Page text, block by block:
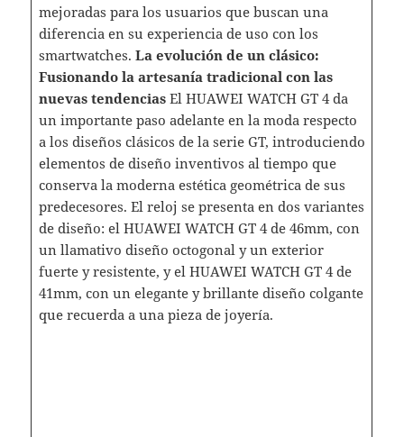
mejoradas para los usuarios que buscan una
diferencia en su experiencia de uso con los
smartwatches. La evolución de un clásico:
Fusionando la artesanía tradicional con las
nuevas tendencias El HUAWEI WATCH GT 4 da
un importante paso adelante en la moda respecto
a los diseños clásicos de la serie GT, introduciendo
elementos de diseño inventivos al tiempo que
conserva la moderna estética geométrica de sus
predecesores. El reloj se presenta en dos variantes
de diseño: el HUAWEI WATCH GT 4 de 46mm, con
un llamativo diseño octogonal y un exterior
fuerte y resistente, y el HUAWEI WATCH GT 4 de
41mm, con un elegante y brillante diseño colgante
que recuerda a una pieza de joyería.